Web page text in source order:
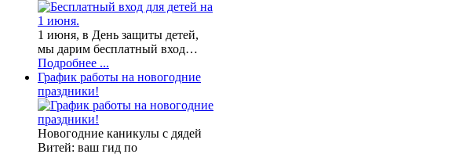
1 июня, в День защиты детей,
мы дарим бесплатный вход…
Подробнее ...
График работы на новогодние
праздники!
Новогодние каникулы с дядей
Витей: ваш гид по